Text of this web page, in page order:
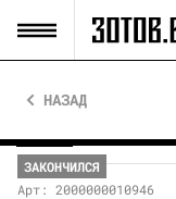
НАЗАД
ЗАКОНЧИЛСЯ
Арт: 2000000010946